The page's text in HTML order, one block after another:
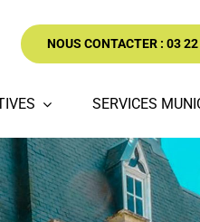
NOUS CONTACTER : 03
SERVICES